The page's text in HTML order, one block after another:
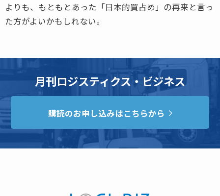
よりも、もともとあった「日本的買占め」の再来と言っ
た方がよいかもしれない。
月刊ロジスティクス・ビジネス
購読のお申し込みはこちらから